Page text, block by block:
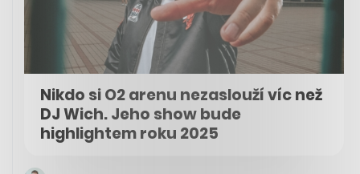
Nikdo si O2 arenu nezaslouží víc než
DJ Wich. Jeho show bude
highlightem roku 2025